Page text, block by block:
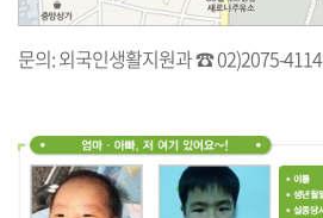
문의: 외국인생활지원과 ☎ 02)2075-4114